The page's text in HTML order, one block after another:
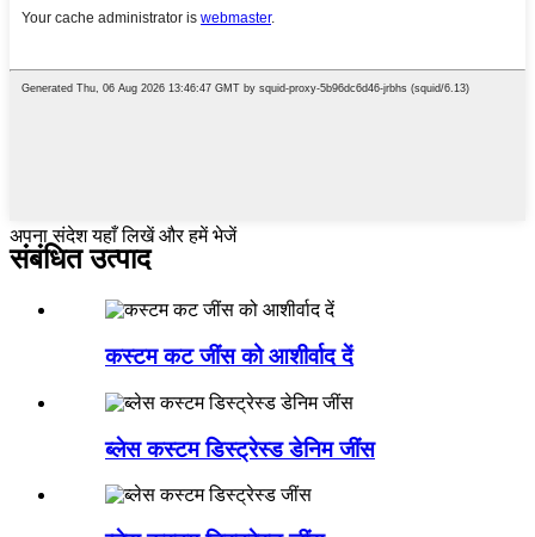
अपना संदेश यहाँ लिखें और हमें भेजें
संबंधित उत्पाद
कस्टम कट जींस को आशीर्वाद दें
ब्लेस कस्टम डिस्ट्रेस्ड डेनिम जींस